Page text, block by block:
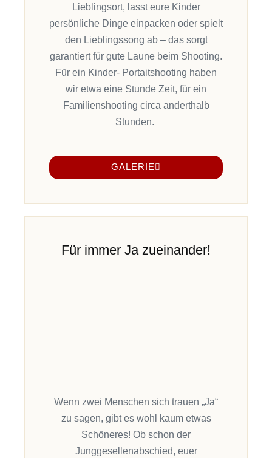
Lieblingsort, lasst eure Kinder
persönliche Dinge einpacken oder spielt
den Lieblingssong ab– das sorgt
garantiertfür gute Laune beim Shooting.
Für ein Kinder- Portaitshooting haben
wir etwa eine Stunde Zeit, für ein
Familienshooting circa anderthalb
Stunden.
GALERIE
Für immer Ja zueinander!
Wenn zwei Menschen sich trauen „Ja“
zu sagen, gibt es wohl kaum etwas
Schöneres! Ob schon der
Junggesellenabschied, euer